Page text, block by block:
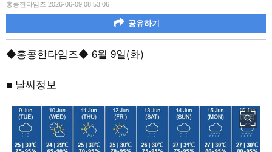
홍콩한타임즈 2026-06-09 08:53:06
공유하기
◆홍콩한타임즈◆ 6월 9일(화)
■ 날씨정보